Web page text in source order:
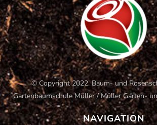
© Copyright 2022. Baum- und
Gartenbaumschule Müller / Müller Garten-
NAVIGATION